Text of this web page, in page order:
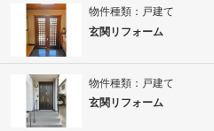
物件種類：戸建て
玄関リフォーム
物件種類：戸建て
玄関リフォーム